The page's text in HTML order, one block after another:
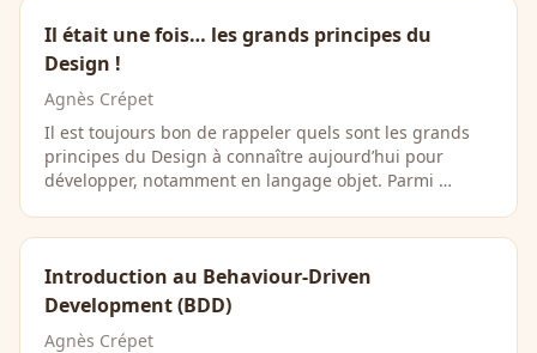
Il était une fois… les grands principes du
Design !
Agnès Crépet
Il est toujours bon de rappeler quels sont les grands
principes du Design à connaître aujourd’hui pour
développer, notamment en langage objet. Parmi …
Introduction au Behaviour-Driven
Development (BDD)
Agnès Crépet